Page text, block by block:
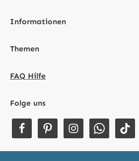
Informationen
Themen
FAQ Hilfe
Folge uns